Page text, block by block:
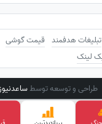
تبلیغات هدفمند قیمت گوشی
لینک
طراحی و توسعه توسط